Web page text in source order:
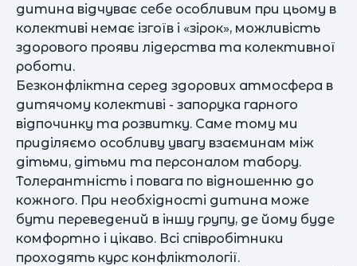
дитина відчуває себе особливим при цьому в
колективі немає ізгоїв і «зірок», можливість
здорового прояви лідерства та колективної
роботи.
Безконфліктна серед здорових атмосфера в
дитячому колективі - запорука гарного
відпочинку та розвитку. Саме тому ми
приділяємо особливу увагу взаєминам між
дітьми, дітьми та персоналом табору.
Толерантність і повага по відношенню до
кожного. При необхідності дитина може
бути переведений в іншу групу, де йому буде
комфортно і цікаво. Всі співробітники
проходять курс конфліктології.